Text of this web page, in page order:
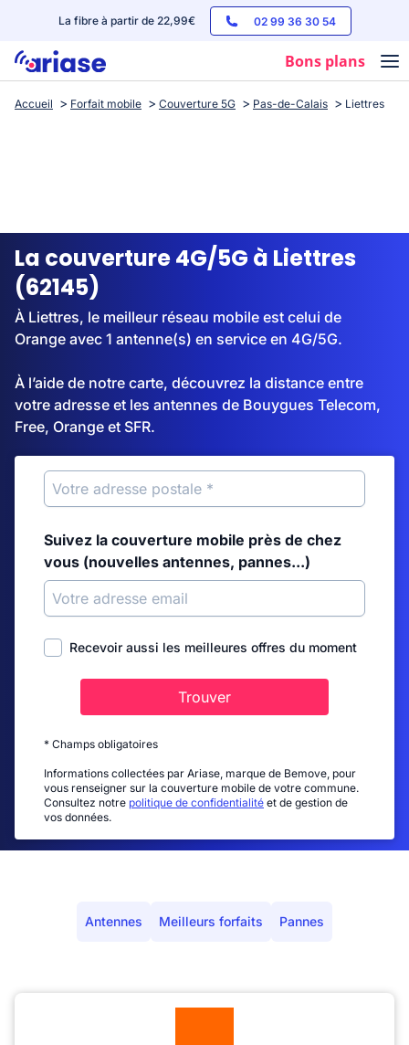
La fibre à partir de 22,99€ 02 99 36 30 54
Bons plans
Box internet
Streaming
Accueil Forfait mobile Couverture 5G Pas-de-Calais Liettres
La couverture 4G/5G à Liettres
(62145)
À Liettres, le meilleur réseau mobile est celui de
Orange avec 1 antenne(s) en service en 4G/5G.
À l’aide de notre carte, découvrez la distance entre
votre adresse et les antennes de Bouygues Telecom,
Free, Orange et SFR.
Suivez la couverture mobile près de chez
vous (nouvelles antennes, pannes...)
Recevoir aussi les meilleures offres du moment
Trouver
* Champs obligatoires
Informations collectées par Ariase, marque de Bemove, pour
vous renseigner sur la couverture mobile de votre commune.
Consultez notre politique de confidentialité et de gestion de
vos données.
Antennes Meilleurs forfaits Pannes